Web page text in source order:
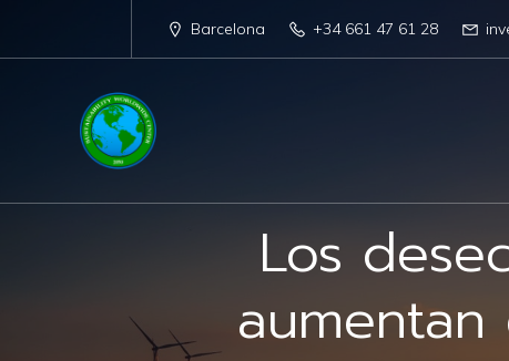
Barcelona +34 661 47 61 28
Los